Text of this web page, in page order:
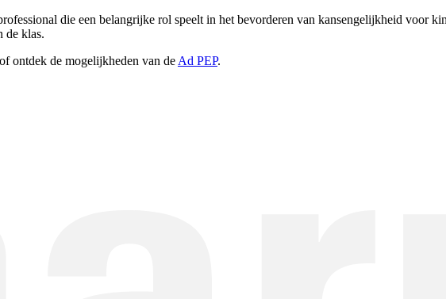
die een belangrijke rol speelt in het bevorderen van kansengelijkheid voor
de klas.
of ontdek de mogelijkheden van de Ad PEP.